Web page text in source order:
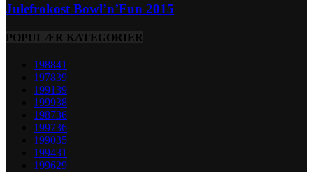
Julefrokost Bowl’n’Fun 2015
POPULÆR KATEGORIER
198841
197839
199139
199938
198736
199736
199035
199431
199629